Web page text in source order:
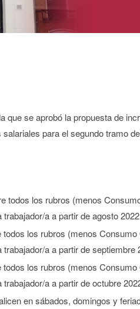
que se aprobó la propuesta de
para el segundo tramo
todos los rubros (menos
a a partir de agosto
los rubros (menos
a a partir de septiembre
los rubros (menos
a a partir de octubre
en sábados, domingos y